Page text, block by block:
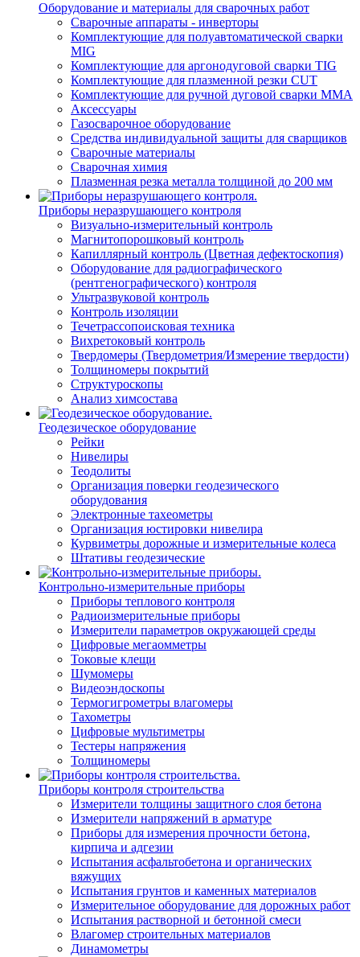
Оборудование и материалы для сварочных работ
Сварочные аппараты - инверторы
Комплектующие для полуавтоматической сварки
MIG
Комплектующие для аргонодуговой сварки TIG
Комплектующие для плазменной резки CUT
Комплектующие для ручной дуговой сварки MMA
Аксессуары
Газосварочное оборудование
Средства индивидуальной защиты для сварщиков
Сварочные материалы
Сварочная химия
Плазменная резка металла толщиной до 200 мм
Приборы неразрушающего контроля
Визуально-измерительный контроль
Магнитопорошковый контроль
Капиллярный контроль (Цветная дефектоскопия)
Оборудование для радиографического
(рентгенографического) контроля
Ультразвуковой контроль
Контроль изоляции
Течетрассопоисковая техника
Вихретоковый контроль
Твердомеры (Твердометрия/Измерение твердости)
Толщиномеры покрытий
Структуроскопы
Анализ химсостава
Геодезическое оборудование
Рейки
Нивелиры
Теодолиты
Организация поверки геодезического
оборудования
Электронные тахеометры
Организация юстировки нивелира
Курвиметры дорожные и измерительные колеса
Штативы геодезические
Контрольно-измерительные приборы
Приборы теплового контроля
Радиоизмерительные приборы
Измерители параметров окружающей среды
Цифровые мегаомметры
Токовые клещи
Шумомеры
Видеоэндоскопы
Термогигрометры влагомеры
Тахометры
Цифровые мультиметры
Тестеры напряжения
Толщиномеры
Приборы контроля строительства
Измерители толщины защитного слоя бетона
Измерители напряжений в арматуре
Приборы для измерения прочности бетона,
кирпича и адгезии
Испытания асфальтобетона и органических
вяжущих
Испытания грунтов и каменных материалов
Измерительное оборудование для дорожных работ
Испытания растворной и бетонной смеси
Влагомер строительных материалов
Динамометры